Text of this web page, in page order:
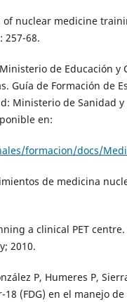
of nuclear medicine
257-68.
de Educación y
Guía de Formación de
Ministerio de Sanidad y
en:
formacion/docs/
de medicina
a clinical PET
2010.
P, Humeres P,
(FDG) en el manejo